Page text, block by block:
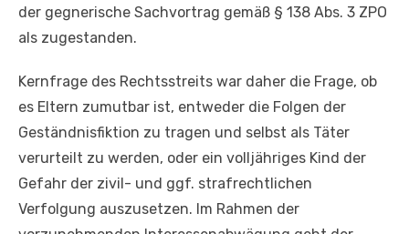
der gegnerische Sachvortrag gemäß § 138 Abs. 3 ZPO
als zugestanden.
Kernfrage des Rechtsstreits war daher die Frage, ob
es Eltern zumutbar ist, entweder die Folgen der
Geständnisfiktion zu tragen und selbst als Täter
verurteilt zu werden, oder ein volljähriges Kind der
Gefahr der zivil- und ggf. strafrechtlichen
Verfolgung auszusetzen. Im Rahmen der